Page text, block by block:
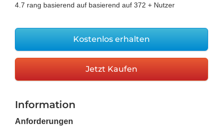
4.7 rang basierend auf basierend auf 372 + Nutzer
Kostenlos erhalten
Jetzt Kaufen
Information
Anforderungen